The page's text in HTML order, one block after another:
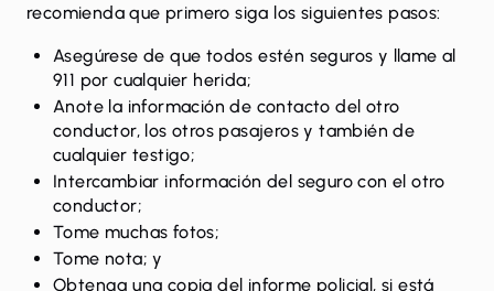
recomienda que primero siga los siguientes pasos:
Asegúrese de que todos estén seguros y llame al
911 por cualquier herida;
Anote la información de contacto del otro
conductor, los otros pasajeros y también de
cualquier testigo;
Intercambiar información del seguro con el otro
conductor;
Tome muchas fotos;
Tome nota; y
Obtenga una copia del informe policial, si está